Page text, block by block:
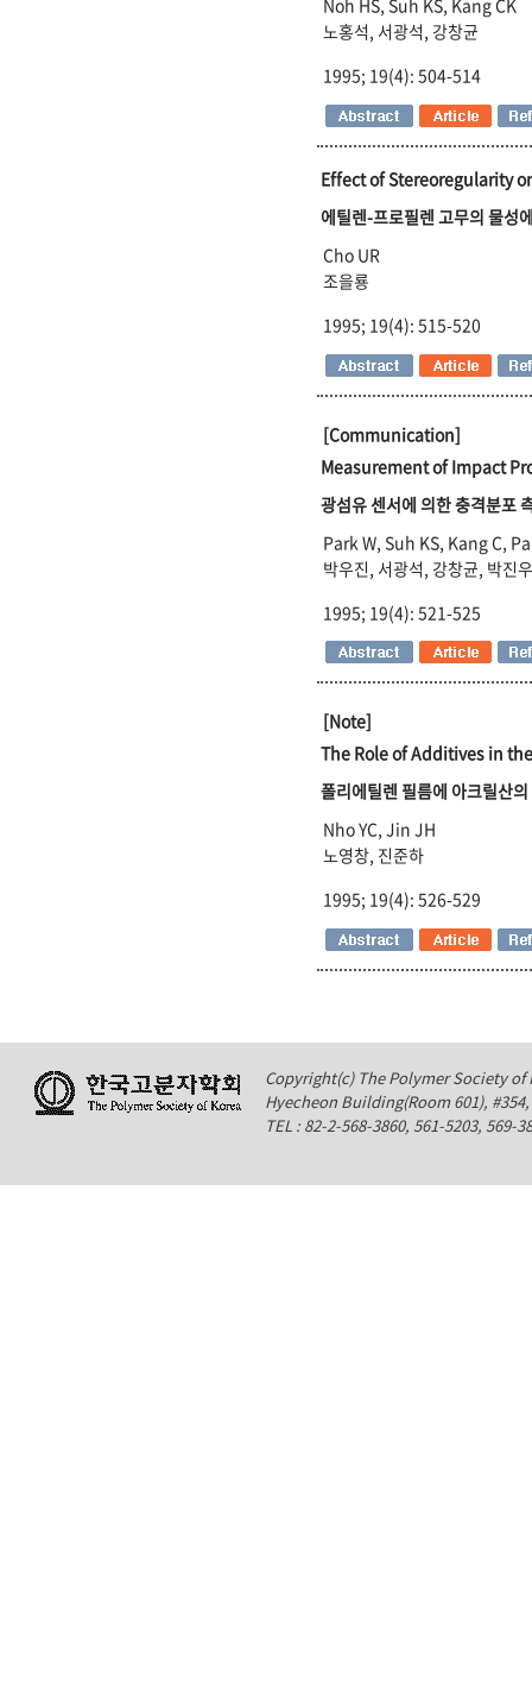
Noh HS, Suh KS, Kang CK
노홍석, 서광석, 강창균
1995; 19(4): 504-514
Effect of Stereoregularity
에틸렌-프로필렌 고무의 물성
Cho UR
조을룡
1995; 19(4): 515-520
[Communication]
Measurement of Impact
광섬유 센서에 의한 충격분포
Park W, Suh KS, Kang C,
박우진, 서광석, 강창균, 박진우
1995; 19(4): 521-525
[Note]
The Role of Additives in
폴리에틸렌 필름에 아크릴산
Nho YC, Jin JH
노영창, 진준하
1995; 19(4): 526-529
Copyright(c) The Polymer Society of
Hyecheon Building(Room 601),
TEL : 82-2-568-3860, 561-5203,